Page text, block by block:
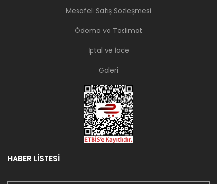
Mesafeli Satış Sözleşmesi
Ödeme ve Teslimat
İptal ve İade
Galeri
HABER LİSTESİ